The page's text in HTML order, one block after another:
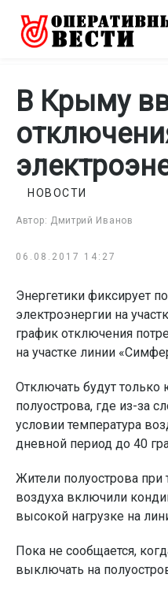
В Крыму
Автор: Дмитрий Иванов
НОВОСТИ
06.08.2017 14:27
Энергетики фиксирует
электроэнергии на
график отключения
на участке линии
Отключать будут
полуострова, где из-за
условии температура
дневной период до 40
Жители полуострова при
воздуха включили
высокой нагрузке на
Пока не сообщается,
выключать на